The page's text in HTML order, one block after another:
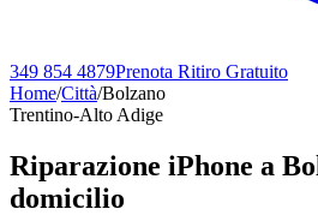
349 854 4879Prenota Ritiro Gratuito
Home/Città/Bolzano
Trentino-Alto Adige
Riparazione iPhone a
domicilio